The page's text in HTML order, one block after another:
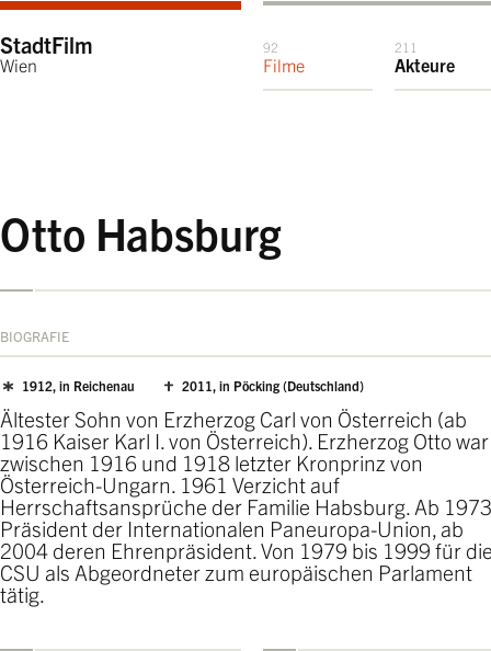
StadtFilm
Wien
92
Filme
211
Akteure
Otto Habsburg
BIOGRAFIE
1912, in Reichenau 2011, in Pöcking (Deutschland)
Ältester Sohn von Erzherzog Carl von Österreich (ab
1916 Kaiser Karl I. von Österreich). Erzherzog Otto war
zwischen 1916 und 1918 letzter Kronprinz von
Österreich-Ungarn. 1961 Verzicht auf
Herrschaftsansprüche der Familie Habsburg. Ab 1973
Präsident der Internationalen Paneuropa-Union, ab
2004 deren Ehrenpräsident. Von 1979 bis 1999 für
CSU als Abgeordneter zum europäischen Parlament
tätig.